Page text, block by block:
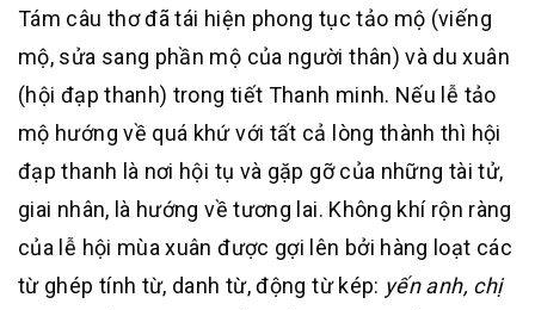
Tám câu thơ đã tái hiện phong tục tảo mộ (viếng
mộ, sửa sang phần mộ của người thân) và du xuân
(hội đạp thanh) trong tiết Thanh minh. Nếu lễ tảo
mộ hướng về quá khứ với tất cả lòng thành thì hội
đạp thanh là nơi hội tụ và gặp gỡ của những tài tử,
giai nhân, là hướng về tương lai. Không khí rộn ràng
của lễ hội mùa xuân được gợi lên bởi hàng loạt các
từ ghép tính từ, danh từ, động từ kép: yến anh, chị